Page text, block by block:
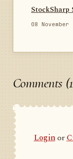
StockSharp
08 November
Comments
Loginor